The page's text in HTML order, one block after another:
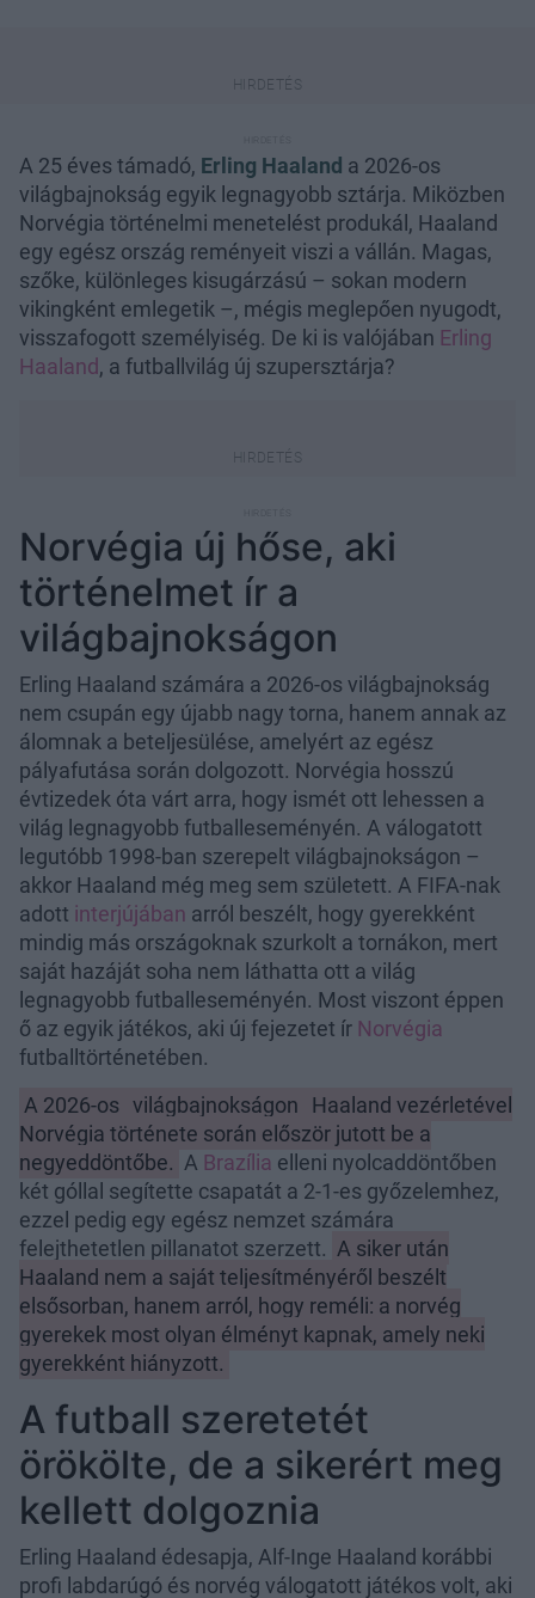
A 25 éves támadó, Erling Haaland a 2026-os
világbajnokság egyik legnagyobb sztárja. Miközben
Norvégia történelmi menetelést produkál, Haaland
egy egész ország reményeit viszi a vállán. Magas,
szőke, különleges kisugárzású – sokan modern
vikingként emlegetik –, mégis meglepően nyugodt,
visszafogott személyiség. De ki is valójában Erling
Haaland, a futballvilág új szupersztárja?
Norvégia új hőse, aki
történelmet ír a
világbajnokságon
Erling Haaland számára a 2026-os világbajnokság
nem csupán egy újabb nagy torna, hanem annak az
álomnak a beteljesülése, amelyért az egész
pályafutása során dolgozott. Norvégia hosszú
évtizedek óta várt arra, hogy ismét ott lehessen a
világ legnagyobb futballeseményén. A válogatott
legutóbb 1998-ban szerepelt világbajnokságon –
akkor Haaland még meg sem született. A FIFA-nak
adott interjújában arról beszélt, hogy gyerekként
mindig más országoknak szurkolt a tornákon, mert
saját hazáját soha nem láthatta ott a világ
legnagyobb futballeseményén. Most viszont éppen
ő az egyik játékos, aki új fejezetet ír Norvégia
futballtörténetében.
A 2026-os világbajnokságon
Haaland vezérletével
Norvégia története során először jutott be a
negyeddöntőbe. A Brazília elleni nyolcaddöntőben
két góllal segítette csapatát a 2-1-es győzelemhez,
ezzel pedig egy egész nemzet számára
felejthetetlen pillanatot szerzett. A siker után
Haaland nem a saját teljesítményéről beszélt
elsősorban, hanem arról, hogy reméli: a norvég
gyerekek most olyan élményt kapnak, amely neki
gyerekként hiányzott.
A futball szeretetét
örökölte, de a sikerért meg
kellett dolgoznia
Erling Haaland édesapja, Alf-Inge Haaland korábbi
profi labdarúgó és norvég válogatott játékos volt, aki